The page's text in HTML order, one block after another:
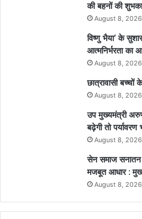
की बहनों की
August 8, 2026
विष्णु भैया’ के
आत्मनिर्भरता का
August 8, 2026
छात्रावासी
August 8, 2026
उप मुख्यमंत्री अरुण
बढ़ेगी तो
August 8, 2026
सेन समाज सनातन
मजबूत आधार :
August 8, 2026